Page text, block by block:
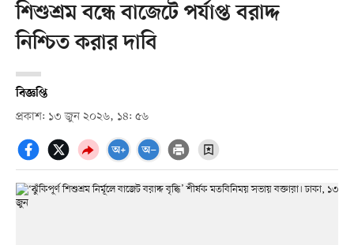
শিশুশ্রম বন্ধে বাজেটে পর্যাপ্ত বরাদ্দ
নিশ্চিত করার দাবি
বিজ্ঞপ্তি
প্রকাশ: ১৩ জুন ২০২৬, ১৪: ৫৬